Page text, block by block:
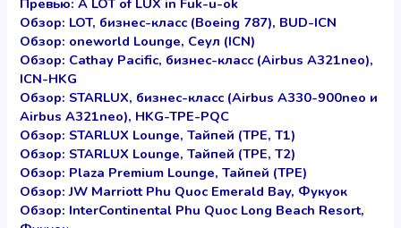
Обзор: LOT, бизнес-класс (Boeing 787), BUD-ICN
Обзор: oneworld Lounge, Сеул (ICN)
Обзор: Cathay Pacific, бизнес-класс (Airbus A321neo),
ICN-HKG
Обзор: STARLUX, бизнес-класс (Airbus A330-900neo и
Airbus A321neo), HKG-TPE-PQC
Обзор: STARLUX Lounge, Тайпей (TPE, T1)
Обзор: STARLUX Lounge, Тайпей (TPE, T2)
Обзор: Plaza Premium Lounge, Тайпей (TPE)
Обзор: JW Marriott Phu Quoc Emerald Bay, Фукуок
Обзор: InterContinental Phu Quoc Long Beach Resort,